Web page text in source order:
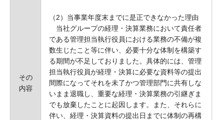
その
内容
（2）当事業年度末までに是正できなかった理由
当社グループの経理・決算業務において責任者
である管理担当執行役員における業務の不備が複
数生じたこと等に伴い、必要十分な体制を構築す
る期間が不足しておりました。具体的には、管理
担当執行役員が経理・決算に必要な資料等の提出
間際になってそれを未了かつ管理部門に共有しな
いまま退職し、重要な経理・決算業務の引継ぎま
でも放棄したことに起因します。また、それらに
伴い、経理・決算資料の提出日までに体制の再構